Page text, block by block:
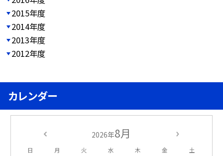
2015年度
2014年度
2013年度
2012年度
カレンダー
2026年8月
日 月 火 水 木 金 土